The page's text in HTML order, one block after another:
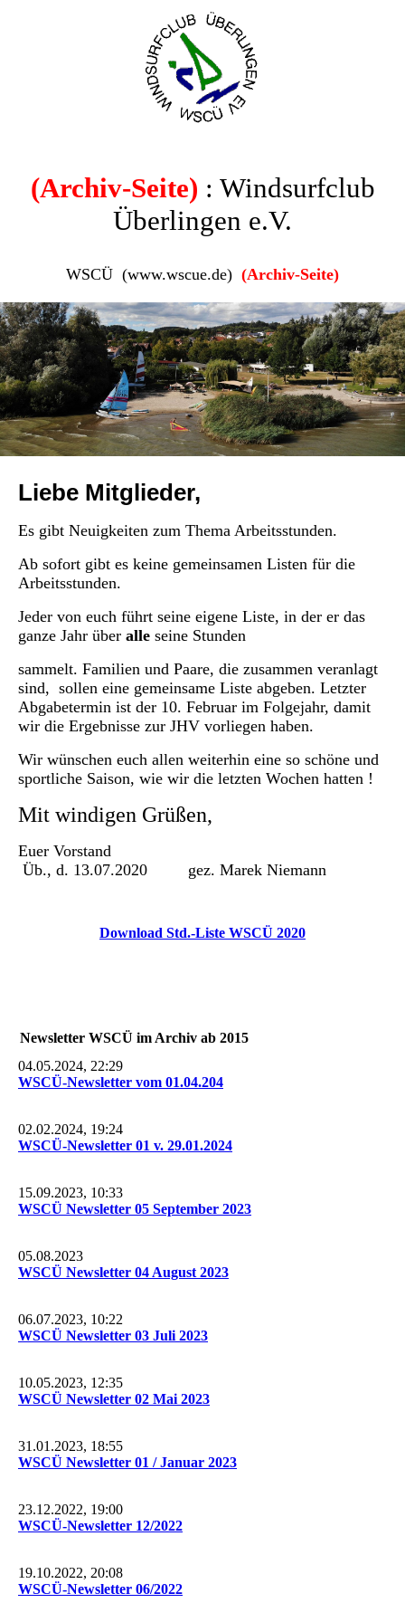
(Archiv-Seite) : Windsurfclub
Überlingen e.V.
WSCÜ (www.wscue.de) (Archiv-Seite)
Liebe Mitglieder,
Es gibt Neuigkeiten zum Thema Arbeitsstunden.
Ab sofort gibt es keine gemeinsamen Listen für die
Arbeitsstunden.
Jeder von euch führt seine eigene Liste, in der er das
ganze Jahr über alle seine Stunden
sammelt. Familien und Paare, die zusammen veranlagt
sind, sollen eine gemeinsame Liste abgeben. Letzter
Abgabetermin ist der 10. Februar im Folgejahr, damit
wir die Ergebnisse zur JHV vorliegen haben.
Wir wünschen euch allen weiterhin eine so schöne und
sportliche Saison, wie wir die letzten Wochen hatten !
Mit windigen Grüßen,
Euer Vorstand
Üb., d. 13.07.2020
gez. Marek Niemann
Download Std.-Liste WSCÜ 2020
Newsletter WSCÜ im Archiv ab 2015
04.05.2024, 22:29
WSCÜ-Newsletter vom 01.04.204
02.02.2024, 19:24
WSCÜ-Newsletter 01 v. 29.01.2024
15.09.2023, 10:33
WSCÜ Newsletter 05 September 2023
05.08.2023
WSCÜ Newsletter 04 August 2023
06.07.2023, 10:22
WSCÜ Newsletter 03 Juli 2023
10.05.2023, 12:35
WSCÜ Newsletter 02 Mai 2023
31.01.2023, 18:55
WSCÜ Newsletter 01 / Januar 2023
23.12.2022, 19:00
WSCÜ-Newsletter 12/2022
19.10.2022, 20:08
WSCÜ-Newsletter 06/2022